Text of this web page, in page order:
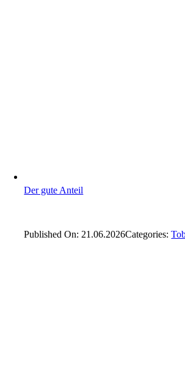
Der gute Anteil
Published On: 21.06.2026Categories: